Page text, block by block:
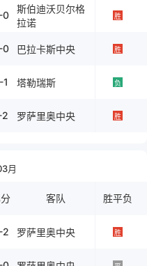
0
斯伯迪沃贝尔格
拉诺
胜
0 巴拉卡斯中央 胜
塔勒瑞斯 负
2 罗萨里奥中央 胜
月
客队 胜平负
2 罗萨里奥中央 胜